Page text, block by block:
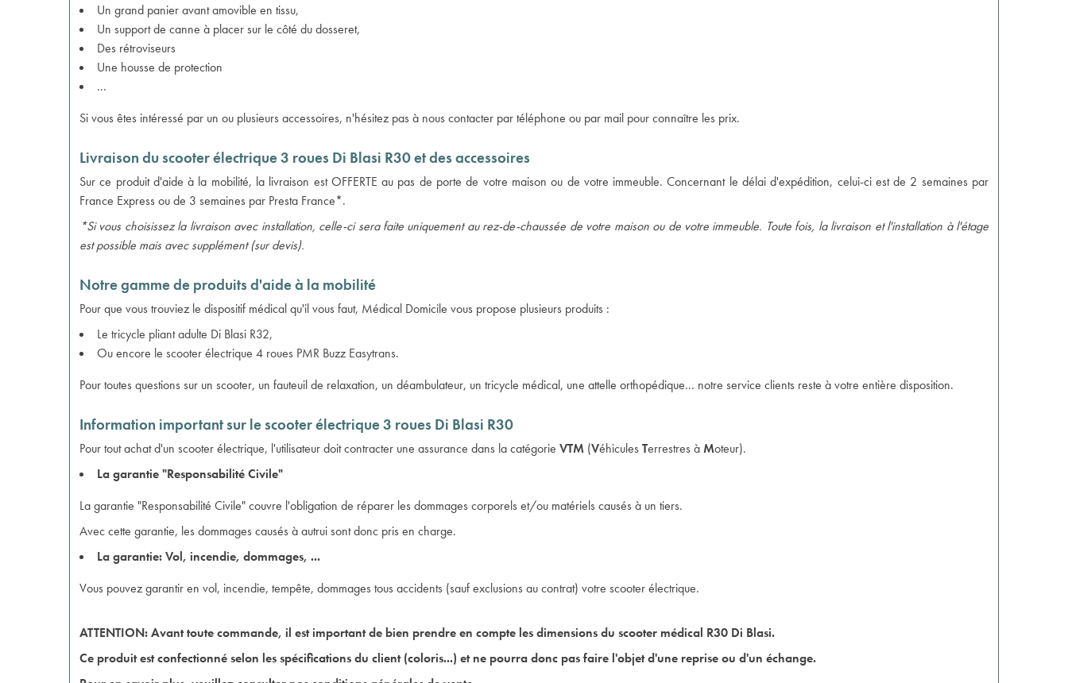
Un grand panier avant amovible en tissu,
Un support de canne à placer sur le côté du dosseret,
Des rétroviseurs
Une housse de protection
...
Si vous êtes intéressé par un ou plusieurs accessoires, n'hésitez pas à nous contacter par téléphone ou par mail pour connaître les prix.
Livraison du scooter électrique 3 roues Di Blasi R30 et des accessoires
Sur ce produit d'aide à la mobilité, la livraison est OFFERTE au pas de porte de votre maison ou de votre immeuble. Concernant le délai d'expédition, celui-ci est de 2 semaines par
France Express ou de 3 semaines par Presta France*.
*Si vous choisissez la livraison avec installation, celle-ci sera faite uniquement au rez-de-chaussée de votre maison ou de votre immeuble. Toute fois, la livraison et l'installation à l'étage
est possible mais avec supplément (sur devis).
Notre gamme de produits d'aide à la mobilité
Pour que vous trouviez le dispositif médical qu'il vous faut, Médical Domicile vous propose plusieurs produits :
Le tricycle pliant adulte Di Blasi R32,
Ou encore le scooter électrique 4 roues PMR Buzz Easytrans.
Pour toutes questions sur un scooter, un fauteuil de relaxation, un déambulateur, un tricycle médical, une attelle orthopédique... notre service clients reste à votre entière disposition.
Information important sur le scooter électrique 3 roues Di Blasi R30
Pour tout achat d'un scooter électrique, l'utilisateur doit contracter une assurance dans la catégorie VTM (Véhicules Terrestres àMoteur).
La garantie "Responsabilité Civile"
La garantie "Responsabilité Civile" couvre l'obligation de réparer les dommages corporels et/ou matériels causés à un tiers.
Avec cette garantie, les dommages causés à autrui sont donc pris en charge.
La garantie: Vol, incendie, dommages, ...
Vous pouvez garantir en vol, incendie, tempête, dommages tous accidents (sauf exclusions au contrat) votre scooter électrique.
ATTENTION: Avant toute commande, il est important de bien prendre en compte les dimensions du scooter médical R30 Di Blasi.
Ce produit est confectionné selon les spécifications du client (coloris...) et ne pourra donc pas faire l'objet d'une reprise ou d'un échange.